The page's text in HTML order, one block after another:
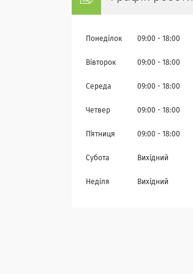
Понеділок 09:00 18:00
Вівторок 09:00 18:00
Середа 09:00 18:00
Четвер 09:00 18:00
Пʼятниця 09:00 18:00
Субота Вихідний
Неділя Вихідний